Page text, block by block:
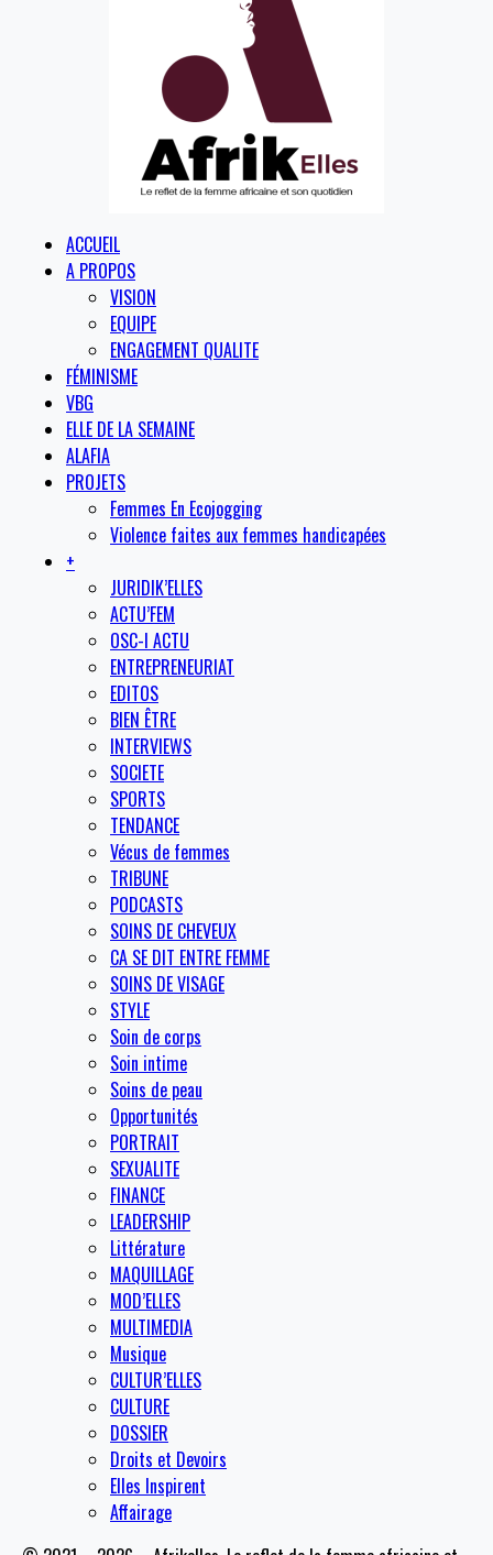
ACCUEIL
A PROPOS
VISION
EQUIPE
ENGAGEMENT QUALITE
FÉMINISME
VBG
ELLE DE LA SEMAINE
ALAFIA
PROJETS
Femmes En Ecojogging
Violence faites aux femmes handicapées
+
JURIDIK’ELLES
ACTU’FEM
OSC-I ACTU
ENTREPRENEURIAT
EDITOS
BIEN ÊTRE
INTERVIEWS
SOCIETE
SPORTS
TENDANCE
Vécus de femmes
TRIBUNE
PODCASTS
SOINS DE CHEVEUX
CA SE DIT ENTRE FEMME
SOINS DE VISAGE
STYLE
Soin de corps
Soin intime
Soins de peau
Opportunités
PORTRAIT
SEXUALITE
FINANCE
LEADERSHIP
Littérature
MAQUILLAGE
MOD’ELLES
MULTIMEDIA
Musique
CULTUR’ELLES
CULTURE
DOSSIER
Droits et Devoirs
Elles Inspirent
Affairage